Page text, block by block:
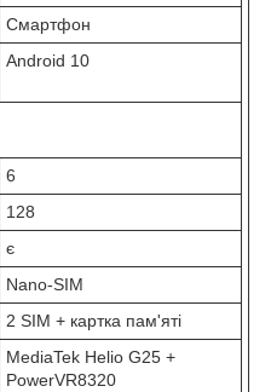
Смартфон
Android 10
6
128
є
Nano-SIM
2 SIM + картка пам'яті
MediaTek Helio G25 +
PowerVR8320